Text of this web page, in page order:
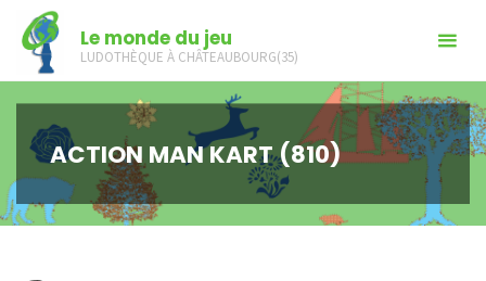
content
Le monde du jeu
LUDOTHÈQUE À CHÂTEAUBOURG(35)
ACTION MAN KART (810)